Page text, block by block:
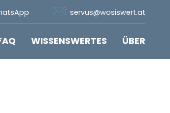
servus@wosiswert.at
WISSENSWERTES ÜBER